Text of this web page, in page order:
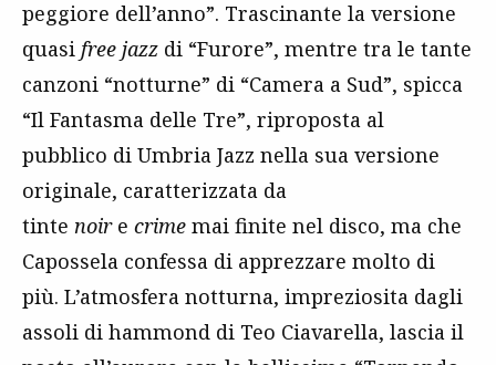
peggiore dell’anno”. Trascinante la versione
quasi free jazz di “Furore”, mentre tra le tante
canzoni “notturne” di “Camera a Sud”, spicca
“Il Fantasma delle Tre”, riproposta al
pubblico di Umbria Jazz nella sua versione
originale, caratterizzata da
tinte noire crime mai finite nel disco, ma che
Capossela confessa di apprezzare molto di
più. L’atmosfera notturna, impreziosita dagli
assoli di hammond di Teo Ciavarella, lascia il